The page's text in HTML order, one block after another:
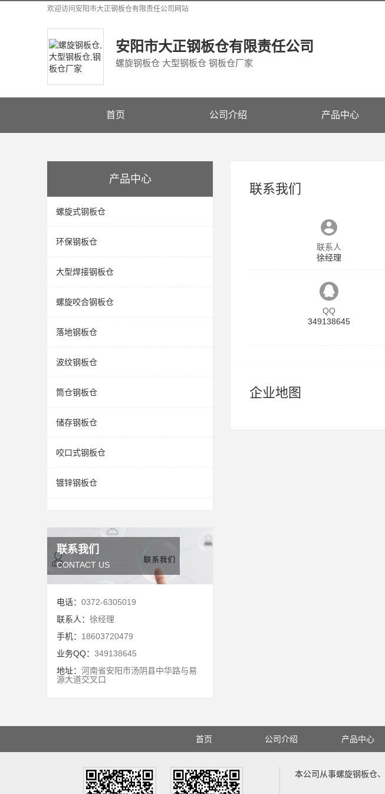
欢迎访问 安阳市大正钢板仓有限责任公司 网站
安阳市大正钢板仓有限责任公司
螺旋钢板仓 大型钢板仓 钢板仓厂家
首页 公司介绍 产品中心
产品中心
螺旋式钢板仓
环保钢板仓
大型焊接钢板仓
螺旋咬合钢板仓
落地钢板仓
波纹钢板仓
筒仓钢板仓
储存钢板仓
咬口式钢板仓
镀锌钢板仓
联系我们
CONTACT US
电话： 0372-6305019
联系人： 徐经理
手机： 18603720479
业务QQ： 349138645
地址： 河南省安阳市汤阴县中华路与易
源大道交叉口
联系我们
联系人
徐经理
QQ
349138645
企业地图
首页 公司介绍 产品中心
本公司从事螺旋钢板仓、